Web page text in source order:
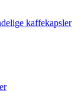
kaffekapsler